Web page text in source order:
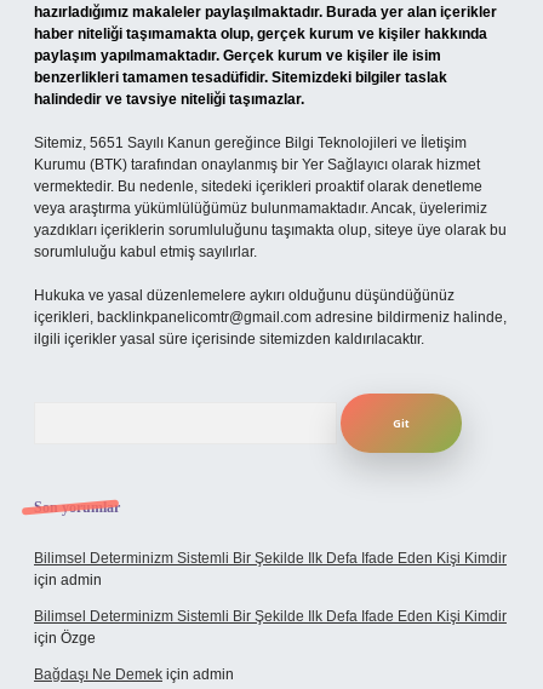
hazırladığımız makaleler paylaşılmaktadır. Burada yer alan içerikler
haber niteliği taşımamakta olup, gerçek kurum ve kişiler hakkında
paylaşım yapılmamaktadır. Gerçek kurum ve kişiler ile isim
benzerlikleri tamamen tesadüfidir. Sitemizdeki bilgiler taslak
halindedir ve tavsiye niteliği taşımazlar.
Sitemiz, 5651 Sayılı Kanun gereğince Bilgi Teknolojileri ve İletişim
Kurumu (BTK) tarafından onaylanmış bir Yer Sağlayıcı olarak hizmet
vermektedir. Bu nedenle, sitedeki içerikleri proaktif olarak denetleme
veya araştırma yükümlülüğümüz bulunmamaktadır. Ancak, üyelerimiz
yazdıkları içeriklerin sorumluluğunu taşımakta olup, siteye üye olarak bu
sorumluluğu kabul etmiş sayılırlar.
Hukuka ve yasal düzenlemelere aykırı olduğunu düşündüğünüz
içerikleri, backlinkpanelicomtr@gmail.com adresine bildirmeniz halinde,
ilgili içerikler yasal süre içerisinde sitemizden kaldırılacaktır.
Son yorumlar
Bilimsel Determinizm Sistemli Bir Şekilde Ilk Defa Ifade Eden Kişi Kimdir
için admin
Bilimsel Determinizm Sistemli Bir Şekilde Ilk Defa Ifade Eden Kişi Kimdir
için Özge
Bağdaşı Ne Demek için admin